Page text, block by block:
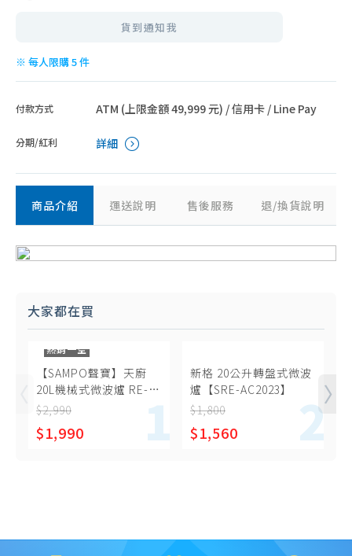
貨到通知我
※ 每人限購 5 件
付款方式 ATM (上限金額 49,999 元) / 信用卡 / Line Pay
分期/紅利 詳細
商品介紹 運送說明 售後服務 退/換貨說明
大家都在買
熱銷一空
【SAMPO聲寶】天廚
20L機械式微波爐 RE-
N120TR
$2,990
$1,990
新格 20公升轉盤式微波
爐【SRE-AC2023】
$1,800
$1,560